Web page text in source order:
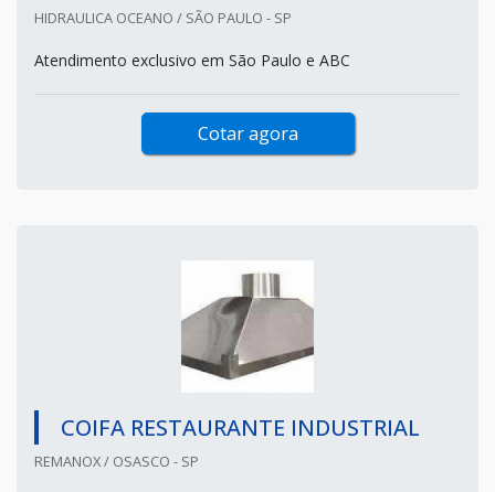
HIDRAULICA OCEANO / SÃO PAULO - SP
Atendimento exclusivo em São Paulo e ABC
Cotar agora
COIFA RESTAURANTE INDUSTRIAL
REMANOX / OSASCO - SP